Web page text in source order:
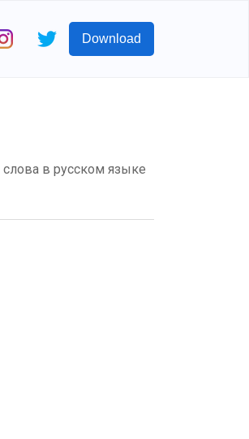
Download
слова в русском языке